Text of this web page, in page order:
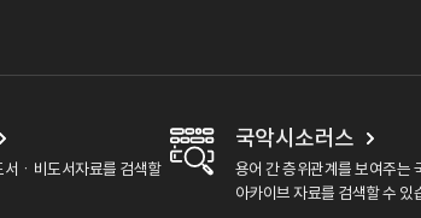
ㆍ비도서자료를 검색할
국악시소러스
용어 간 층위관계를 보여주는
아카이브 자료를 검색할 수 있